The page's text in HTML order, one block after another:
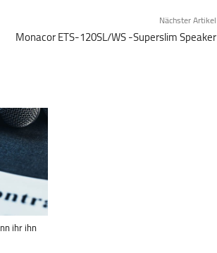
Nächster Artikel
Monacor ETS-120SL/WS -Superslim Speaker
ihr ihn